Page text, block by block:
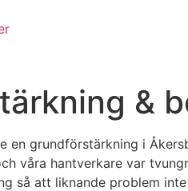
&
en grundförstärkning i
våra hantverkare var
så att liknande problem